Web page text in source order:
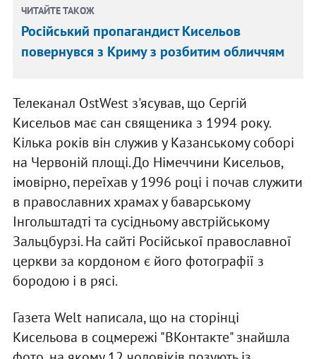
ЧИТАЙТЕ ТАКОЖ
Російський пропагандист Кисельов
повернувся з Криму з розбитим обличчям
Телеканал OstWest з'ясував, що Сергій
Кисельов має сан священика з 1994 року.
Кілька років він служив у Казанському соборі
на Червоній площі. До Німеччини Кисельов,
імовірно, переїхав у 1996 році і почав служити
в православних храмах у баварському
Інгольштадті та сусідньому австрійському
Зальцбурзі. На сайті Російської православної
церкви за кордоном є його фотографії з
бородою і в рясі.
Газета Welt написала, що на сторінці
Кисельова в соцмережі "ВКонтакте" знайшла